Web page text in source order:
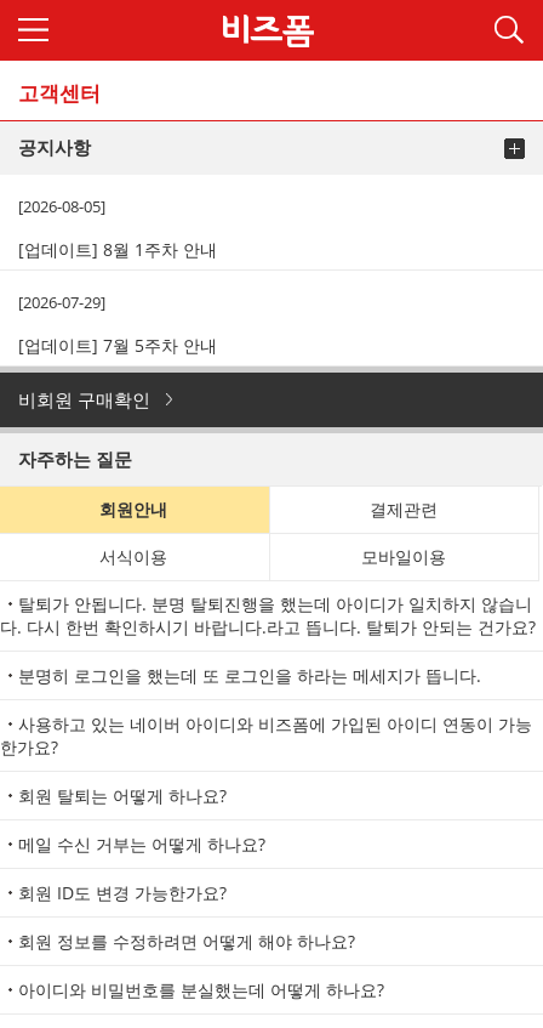
고객센터
공지사항
[2026-08-05]
[업데이트] 8월 1주차 안내
[2026-07-29]
[업데이트] 7월 5주차 안내
비회원 구매확인
자주하는 질문
회원안내 결제관련
서식이용 모바일이용
탈퇴가 안됩니다. 분명 탈퇴진행을 했는데 아이디가 일치하지 않습니
다. 다시 한번 확인하시기 바랍니다.라고 뜹니다. 탈퇴가 안되는 건가요?
분명히 로그인을 했는데 또 로그인을 하라는 메세지가 뜹니다.
사용하고 있는 네이버 아이디와 비즈폼에 가입된 아이디 연동이 가능
한가요?
회원 탈퇴는 어떻게 하나요?
메일 수신 거부는 어떻게 하나요?
회원 ID도 변경 가능한가요?
회원 정보를 수정하려면 어떻게 해야 하나요?
아이디와 비밀번호를 분실했는데 어떻게 하나요?